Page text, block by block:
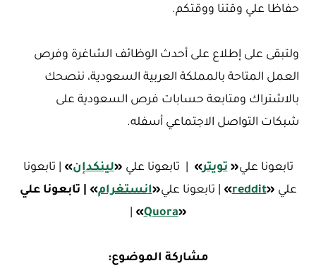
حفاظا علي وقتنا ووقتكم.
ولتبقى على إطلاع على أحدث الوظائف الشاغرة وفرص
العمل المتاحة بالمملكة العربية السعودية، ننصحك
بالاشتراك ومتابعة حسابات فرص السعودية على
شبكات التواصل الاجتماعي أسفله.
تابعونا علي« تويتر» | تابعونا علي «لينكدإن» | تابعونا
علي «
reddit
» | تابعونا علي«انستغرام»
| تابعونا علي
«
Quora
»
مشاركة الموضوع: